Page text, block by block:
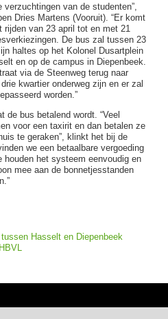
verzuchtingen van de studenten”,
Dries Martens (Vooruit). “Er komt
rijden van 23 april tot en met 21
De bus zal tussen 23
haltes op het Kolonel Dusartplein
en op de campus in Diepenbeek.
via de Steenweg terug naar
kwartier onderweg zijn en er zal
worden.”
de bus betalend wordt. “Veel
voor een taxirit en dan betalen ze
te geraken”, klinkt het bij de
we een betaalbare vergoeding
houden het systeem eenvoudig en
mee aan de bonnetjesstanden
Hasselt en Diepenbeek